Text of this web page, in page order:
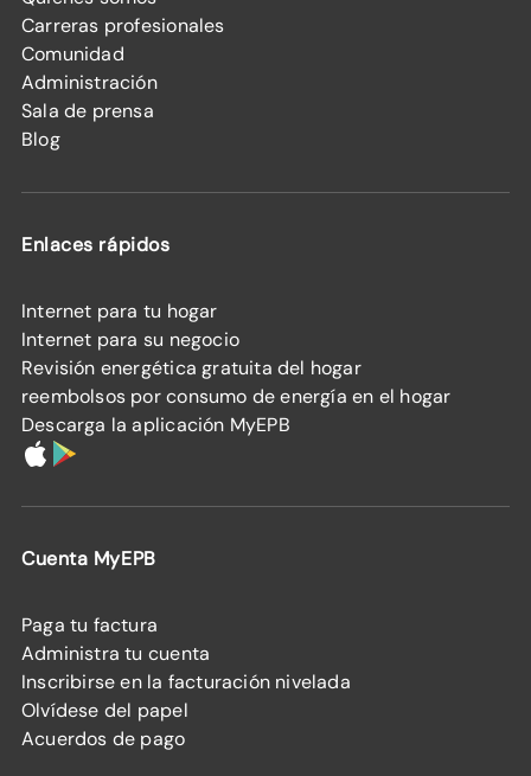
Carreras profesionales
Comunidad
Administración
Sala de prensa
Blog
Enlaces rápidos
Internet para tu hogar
Internet para su negocio
Revisión energética gratuita del hogar
reembolsos por consumo de energía en el hogar
Descarga la aplicación MyEPB
Cuenta MyEPB
Paga tu factura
Administra tu cuenta
Inscribirse en la facturación nivelada
Olvídese del papel
Acuerdos de pago